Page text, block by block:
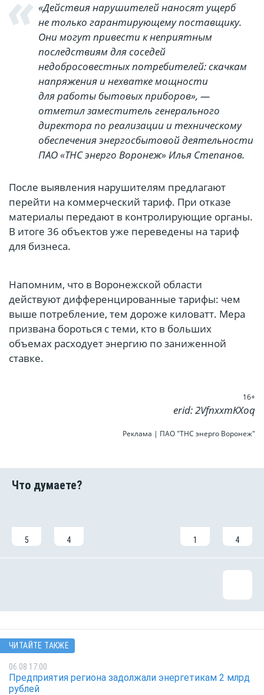
«Действия нарушителей наносят ущерб
не только гарантирующему поставщику.
Они могут привести к неприятным
последствиям для соседей
недобросовестных потребителей: скачкам
напряжения и нехватке мощности
для работы бытовых приборов», —
отметил заместитель генерального
директора по реализации и техническому
обеспечения энергосбытовой деятельности
ПАО «ТНС энерго Воронеж» Илья Степанов.
После выявления нарушителям предлагают
перейти на коммерческий тариф. При отказе
материалы передают в контролирующие органы.
В итоге 36 объектов уже переведены на тариф
для бизнеса.
Напомним, что в Воронежской области
действуют дифференцированные тарифы: чем
выше потребление, тем дороже киловатт. Мера
призвана бороться с теми, кто в больших
объемах расходует энергию по заниженной
ставке.
16+
erid: 2VfnxxmKXoq
Реклама | ПАО "ТНС энерго Воронеж"
5 4 1 4
ЧИТАЙТЕ ТАКЖЕ
06.08 17:00
Предприятия региона задолжали энергетикам 2 млрд
рублей